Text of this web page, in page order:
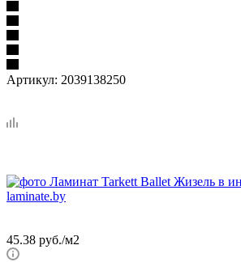
Артикул: 2039138250
45.38 руб./м2